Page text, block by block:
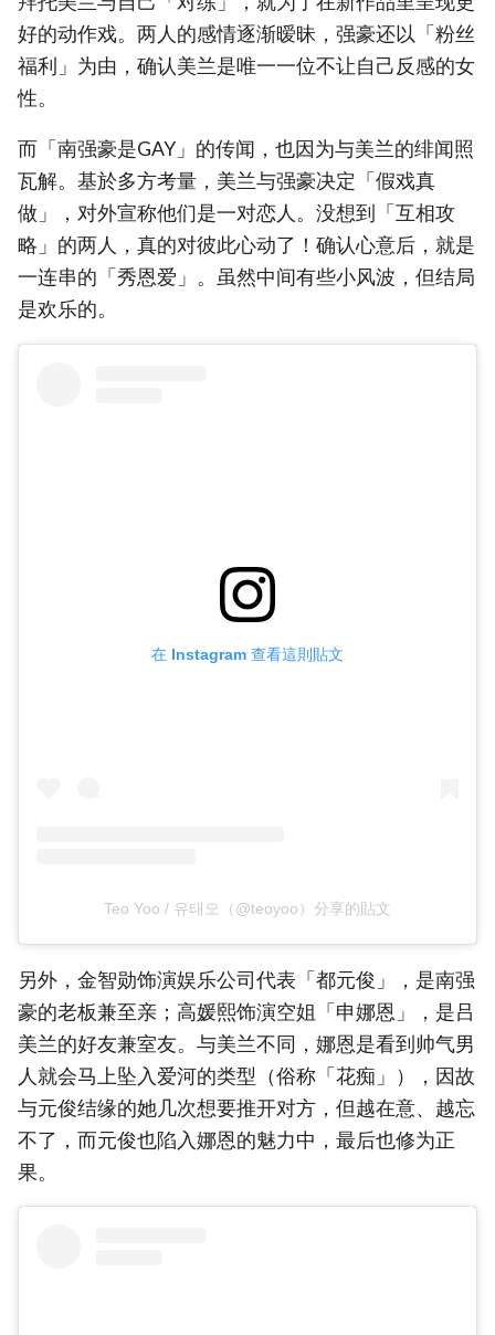
好的动作戏。两人的感情逐渐暧昧，强豪还以「粉丝
福利」为由，确认美兰是唯一一位不让自己反感的女
性。
而「南强豪是GAY」的传闻，也因为与美兰的绯闻照
瓦解。基於多方考量，美兰与强豪决定「假戏真
做」，对外宣称他们是一对恋人。没想到「互相攻
略」的两人，真的对彼此心动了！确认心意后，就是
一连串的「秀恩爱」。虽然中间有些小风波，但结局
是欢乐的。
在 Instagram 查看這則貼文
Teo Yoo / 유태오（@teoyoo）分享的貼文
另外，金智勋饰演娱乐公司代表「都元俊」，是南强
豪的老板兼至亲；高媛熙饰演空姐「申娜恩」，是吕
美兰的好友兼室友。与美兰不同，娜恩是看到帅气男
人就会马上坠入爱河的类型（俗称「花痴」），因故
与元俊结缘的她几次想要推开对方，但越在意、越忘
不了，而元俊也陷入娜恩的魅力中，最后也修为正
果。